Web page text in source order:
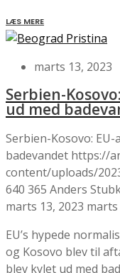
LÆS MERE
marts 13, 2023
Serbien-
ud med
Serbien-Kosovo:
badevandet https://
content/uploads/
640 365 Anders
marts 13, 2023 marts
EU’s hypede
og Kosovo blev til
blev kylet ud med